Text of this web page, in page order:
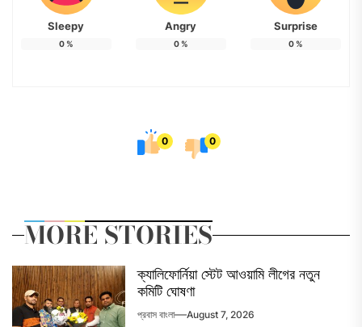
Sleepy
0%
Angry
0%
Surprise
0%
0 0
MORE STORIES
ক্যালিফোর্নিয়া স্টেট আওয়ামি লীগের নতুন
কমিটি ঘোষণা
প্রবাস বাংলা August 7, 2026